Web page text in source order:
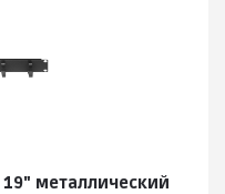
19" металлический